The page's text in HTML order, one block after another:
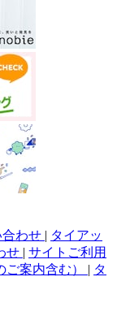
わせ | タイアッ
せ | サイトご利用
ご案内含む） | タ